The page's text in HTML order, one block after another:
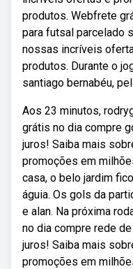
produtos. Webfrete
para futsal parcelado
nossas incríveis
produtos. Durante o
santiago bernabéu,
Aos 23 minutos,
grátis no dia compre
juros! Saiba mais
promoções em
casa, o belo jardim
águia. Os gols da
e alan. Na próxima
no dia compre rede
juros! Saiba mais
promoções em